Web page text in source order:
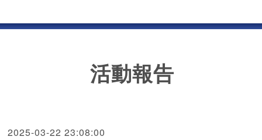
活動報告
2025-03-22 23:08:00